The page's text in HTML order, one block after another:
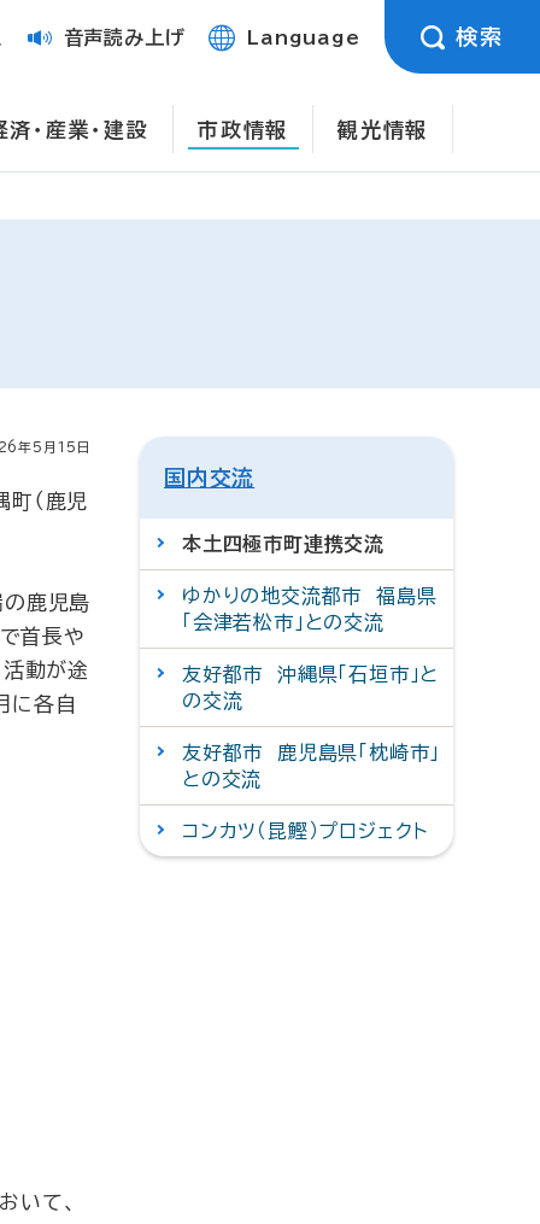
音声読み上げ Language 検索
済・産業・建設 市政情報 観光情報
年5月15日
町（鹿児
の鹿児島
首長や
動が途
に各自
いて、
国内交流
本土四極市町連携交流
ゆかりの地交流都市 福島県
「会津若松市」との交流
友好都市 沖縄県「石垣市」と
の交流
友好都市 鹿児島県「枕崎市」
との交流
コンカツ（昆鰹）プロジェクト